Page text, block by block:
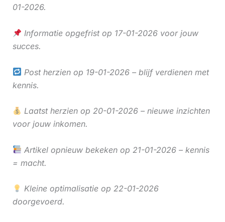
01-2026.
Informatie opgefrist op 17-01-2026 voor jouw
succes.
Post herzien op 19-01-2026 – blijf verdienen met
kennis.
Laatst herzien op 20-01-2026 – nieuwe inzichten
voor jouw inkomen.
Artikel opnieuw bekeken op 21-01-2026 – kennis
= macht.
Kleine optimalisatie op 22-01-2026
doorgevoerd.